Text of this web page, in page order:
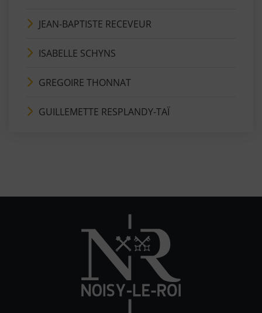
JEAN-BAPTISTE RECEVEUR
ISABELLE SCHYNS
GREGOIRE THONNAT
GUILLEMETTE RESPLANDY-TAÏ